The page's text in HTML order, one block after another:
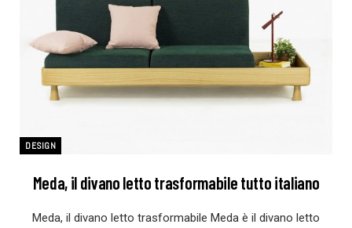
DESIGN
Meda, il divano letto trasformabile tutto italiano
Meda, il divano letto trasformabile Meda è il divano letto